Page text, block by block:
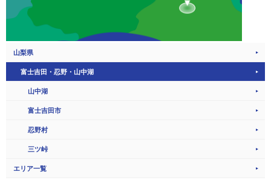
山梨県
富士吉田・忍野・山中湖
山中湖
富士吉田市
忍野村
三ツ峠
エリア一覧